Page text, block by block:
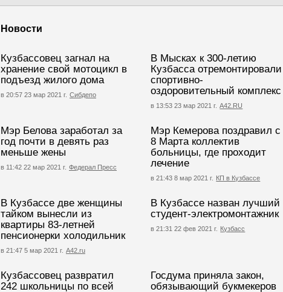
Новости
Кузбассовец загнал на
хранение свой мотоцикл в
подъезд жилого дома
в 20:57 23 мар 2021 г. Сибдепо
В Мысках к 300-летию
Кузбасса отремонтировали
спортивно-
оздоровительный комплекс
в 13:53 23 мар 2021 г. А42.RU
Мэр Белова заработал за
год почти в девять раз
меньше жены
в 11:42 22 мар 2021 г. Федерал Пресс
Мэр Кемерова поздравил с
8 Марта коллектив
больницы, где проходит
лечение
в 21:43 8 мар 2021 г. КП в Кузбассе
В Кузбассе две женщины
тайком вынесли из
квартиры 83-летней
пенсионерки холодильник
в 21:47 5 мар 2021 г. А42.ru
В Кузбассе назван лучший
студент-электромонтажник
в 21:31 22 фев 2021 г. Кузбасс
Кузбассовец развратил
242 школьницы по всей
Госдума приняла закон,
обязывающий букмекеров